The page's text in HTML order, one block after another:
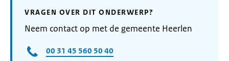
VRAGEN OVER DIT ONDERWERP?
Neem contact op met de gemeente Heerlen
00 31 45 560 50 40